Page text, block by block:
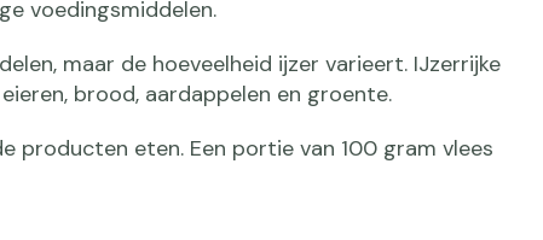
voedingsmiddelen.
maar de hoeveelheid ijzer varieert. IJzerrijke
brood, aardappelen en groente.
producten eten. Een portie van 100 gram vlees